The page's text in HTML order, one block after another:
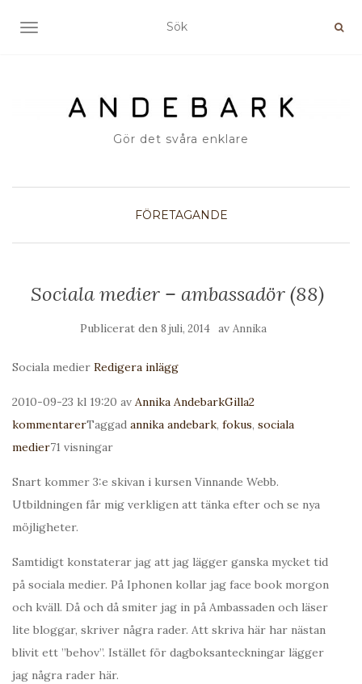
SLÅ PÅ/AV NAVIGERING
Gör det svåra enklare
FÖRETAGANDE
Sociala medier – ambassadör (88)
Publicerat den 8 juli, 2014 av Annika
Sociala medier Redigera inlägg
2010-09-23 kl 19:20 av Annika AndebarkGilla2
kommentarerTaggad annika andebark, fokus, sociala
medier71 visningar
Snart kommer 3:e skivan i kursen Vinnande Webb.
Utbildningen får mig verkligen att tänka efter och se nya
möjligheter.
Samtidigt konstaterar jag att jag lägger ganska mycket tid
på sociala medier. På Iphonen kollar jag face book morgon
och kväll. Då och då smiter jag in på Ambassaden och läser
lite bloggar, skriver några rader. Att skriva här har nästan
blivit ett ”behov”. Istället för dagboksanteckningar lägger
jag några rader här.